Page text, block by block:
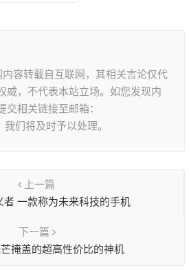
内容转载自互联网，其相关言论仅代
威，不代表本站立场。如您发现内
交相关链接至邮箱：
们将及时予以处理。
上一篇
者 一款称为未来科技的手机
下一篇
掩盖的超高性价比的神机